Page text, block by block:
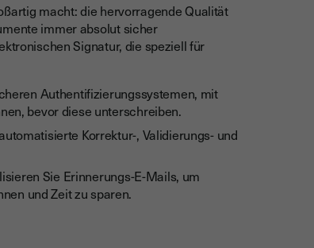
macht: die hervorragende Qualität
immer absolut sicher
Signatur, die speziell für
Authentifizierungssystemen, mit
bevor diese unterschreiben.
Korrektur-, Validierungs- und
Sie Erinnerungs-E-Mails, um
und Zeit zu sparen.